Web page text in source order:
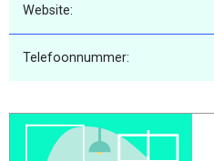
Website:
Telefoonnummer: